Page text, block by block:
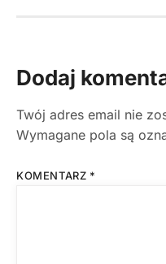
Dodaj
Twój adres email nie
Wymagane pola są
KOMENTARZ *